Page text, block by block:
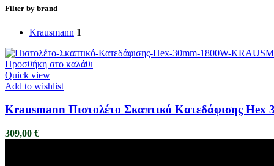
Filter by brand
Krausmann 1
Προσθήκη στο καλάθι
Quick view
Add to wishlist
Krausmann Πιστολέτο Σκαπτικό Κατεδάφισης Hex
309,00 €